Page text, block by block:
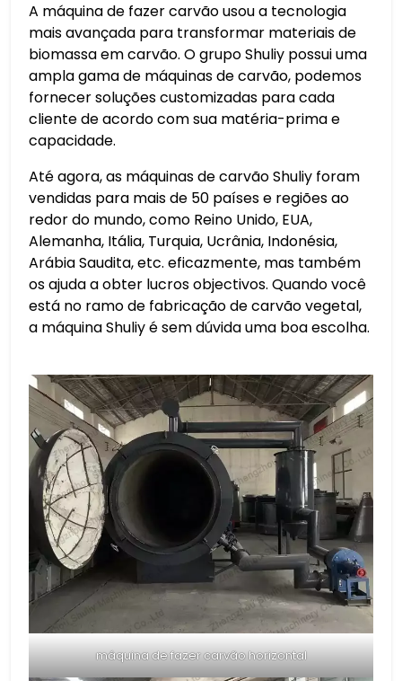
A máquina de fazer carvão usou a tecnologia
mais avançada para transformar materiais de
biomassa em carvão. O grupo Shuliy possui uma
ampla gama de máquinas de carvão, podemos
fornecer soluções customizadas para cada
cliente de acordo com sua matéria-prima e
capacidade.
Até agora, as máquinas de carvão Shuliy foram
vendidas para mais de 50 países e regiões ao
redor do mundo, como Reino Unido, EUA,
Alemanha, Itália, Turquia, Ucrânia, Indonésia,
Arábia Saudita, etc. eficazmente, mas também
os ajuda a obter lucros objectivos. Quando você
está no ramo de fabricação de carvão vegetal,
a máquina Shuliy é sem dúvida uma boa escolha.
máquina de fazer carvão horizontal